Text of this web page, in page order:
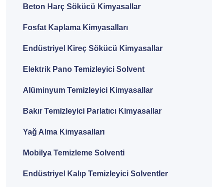
Beton Harç Sökücü Kimyasallar
Fosfat Kaplama Kimyasalları
Endüstriyel Kireç Sökücü Kimyasallar
Elektrik Pano Temizleyici Solvent
Alüminyum Temizleyici Kimyasallar
Bakır Temizleyici Parlatıcı Kimyasallar
Yağ Alma Kimyasalları
Mobilya Temizleme Solventi
Endüstriyel Kalıp Temizleyici Solventler